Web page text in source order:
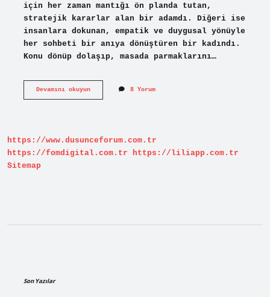
için her zaman mantığı ön planda tutan,
stratejik kararlar alan bir adamdı. Diğeri ise
insanlara dokunan, empatik ve duygusal yönüyle
her sohbeti bir anıya dönüştüren bir kadındı.
Konu dönüp dolaşıp, masada parmaklarını…
Devamını okuyunParmak
8 Yorum
https://www.dusunceforum.com.tr
https://fomdigital.com.tr
https://liliapp.com.tr
Sitemap
Son Yazılar